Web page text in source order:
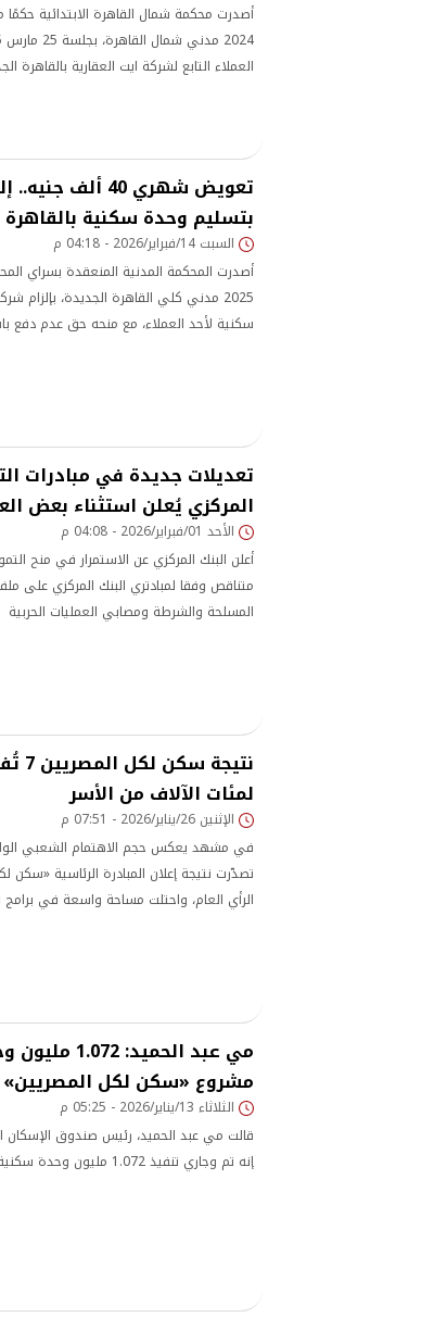
العملاء التابع لشركة ايت العقارية بالقاهرة
تعويض شهري 40
بتسليم وحدة سكنية بالقاهرة
السبت 14/فبراير/2026 - 04:18 م
أصدرت المحكمة المدنية المنعقدة بسراي
2025 مدني كلي القاهرة الجديدة، بإلزام
سكنية لأحد العملاء، مع منحه حق عدم دفع
تعديلات جديدة في مبادرات
المركزي يُعلن استثناء بعض
الأحد 01/فبراير/2026 - 04:08 م
متناقص وفقا لمبادتري البنك المركزي على
المسلحة والشرطة ومصابي العمليات الحربية
لمئات الآلاف من الأسر
الإثنين 26/يناير/2026 - 07:51 م
في مشهد يعكس حجم الاهتمام الشعبي
الرأي العام، واحتلت مساحة واسعة في برامج
مي عبد
مشروع «سكن لكل المصريين»
الثلاثاء 13/يناير/2026 - 05:25 م
قالت مي عبد الحميد، رئيس صندوق الإسكان
إنه تم وجاري تنفيذ 1.072 مليون وحدة سكنية